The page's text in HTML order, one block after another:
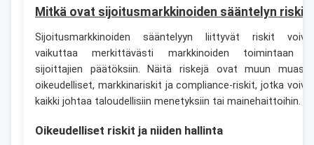
Mitkä ovat sijoitusmarkkinoiden sääntelyn riskit?
Sijoitusmarkkinoiden sääntelyyn liittyvät riskit
vaikuttaa merkittävästi markkinoiden toimintaan
sijoittajien päätöksiin. Näitä riskejä ovat muun
oikeudelliset, markkinariskit ja compliance-riskit, jotka
kaikki johtaa taloudellisiin menetyksiin tai mainehaittoihin.
Oikeudelliset riskit ja niiden hallinta